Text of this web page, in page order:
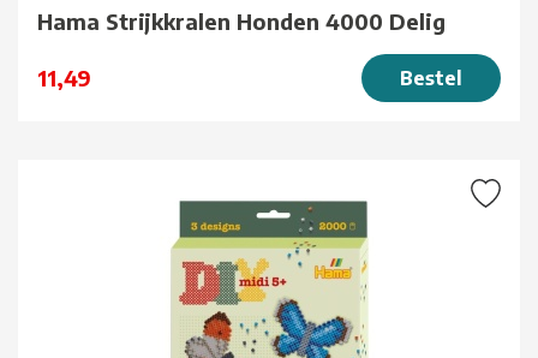
Hama Strijkkralen Honden 4000 Delig
11,49 Bestel